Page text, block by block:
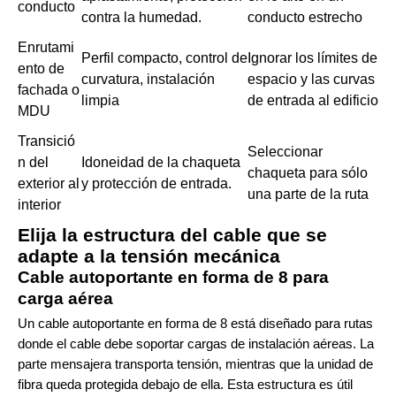
conducto
contra la humedad.
conducto estrecho
Enrutami
ento de
fachada o
MDU
Perfil compacto, control de
curvatura, instalación
limpia
Ignorar los límites de
espacio y las curvas
de entrada al edificio
Transició
n del
exterior al
interior
Idoneidad de la chaqueta
y protección de entrada.
Seleccionar
chaqueta para sólo
una parte de la ruta
Elija la estructura del cable que se
adapte a la tensión mecánica
Cable autoportante en forma de 8 para
carga aérea
Un cable autoportante en forma de 8 está diseñado para rutas
donde el cable debe soportar cargas de instalación aéreas. La
parte mensajera transporta tensión, mientras que la unidad de
fibra queda protegida debajo de ella. Esta estructura es útil